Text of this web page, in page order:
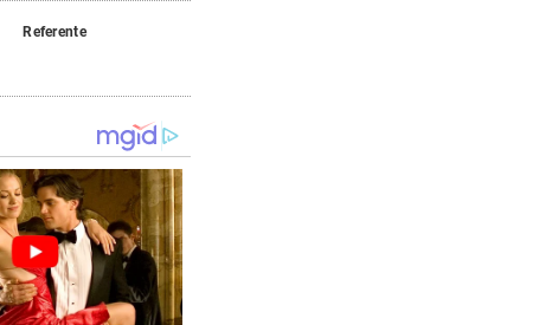
Referente